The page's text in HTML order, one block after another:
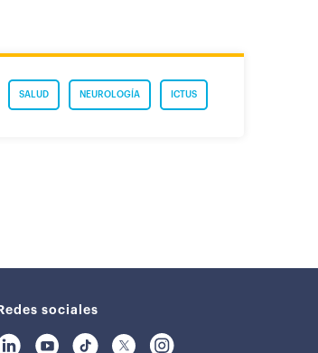
ICTUS
NEUROLOGÍA
SALUD
Redes sociales